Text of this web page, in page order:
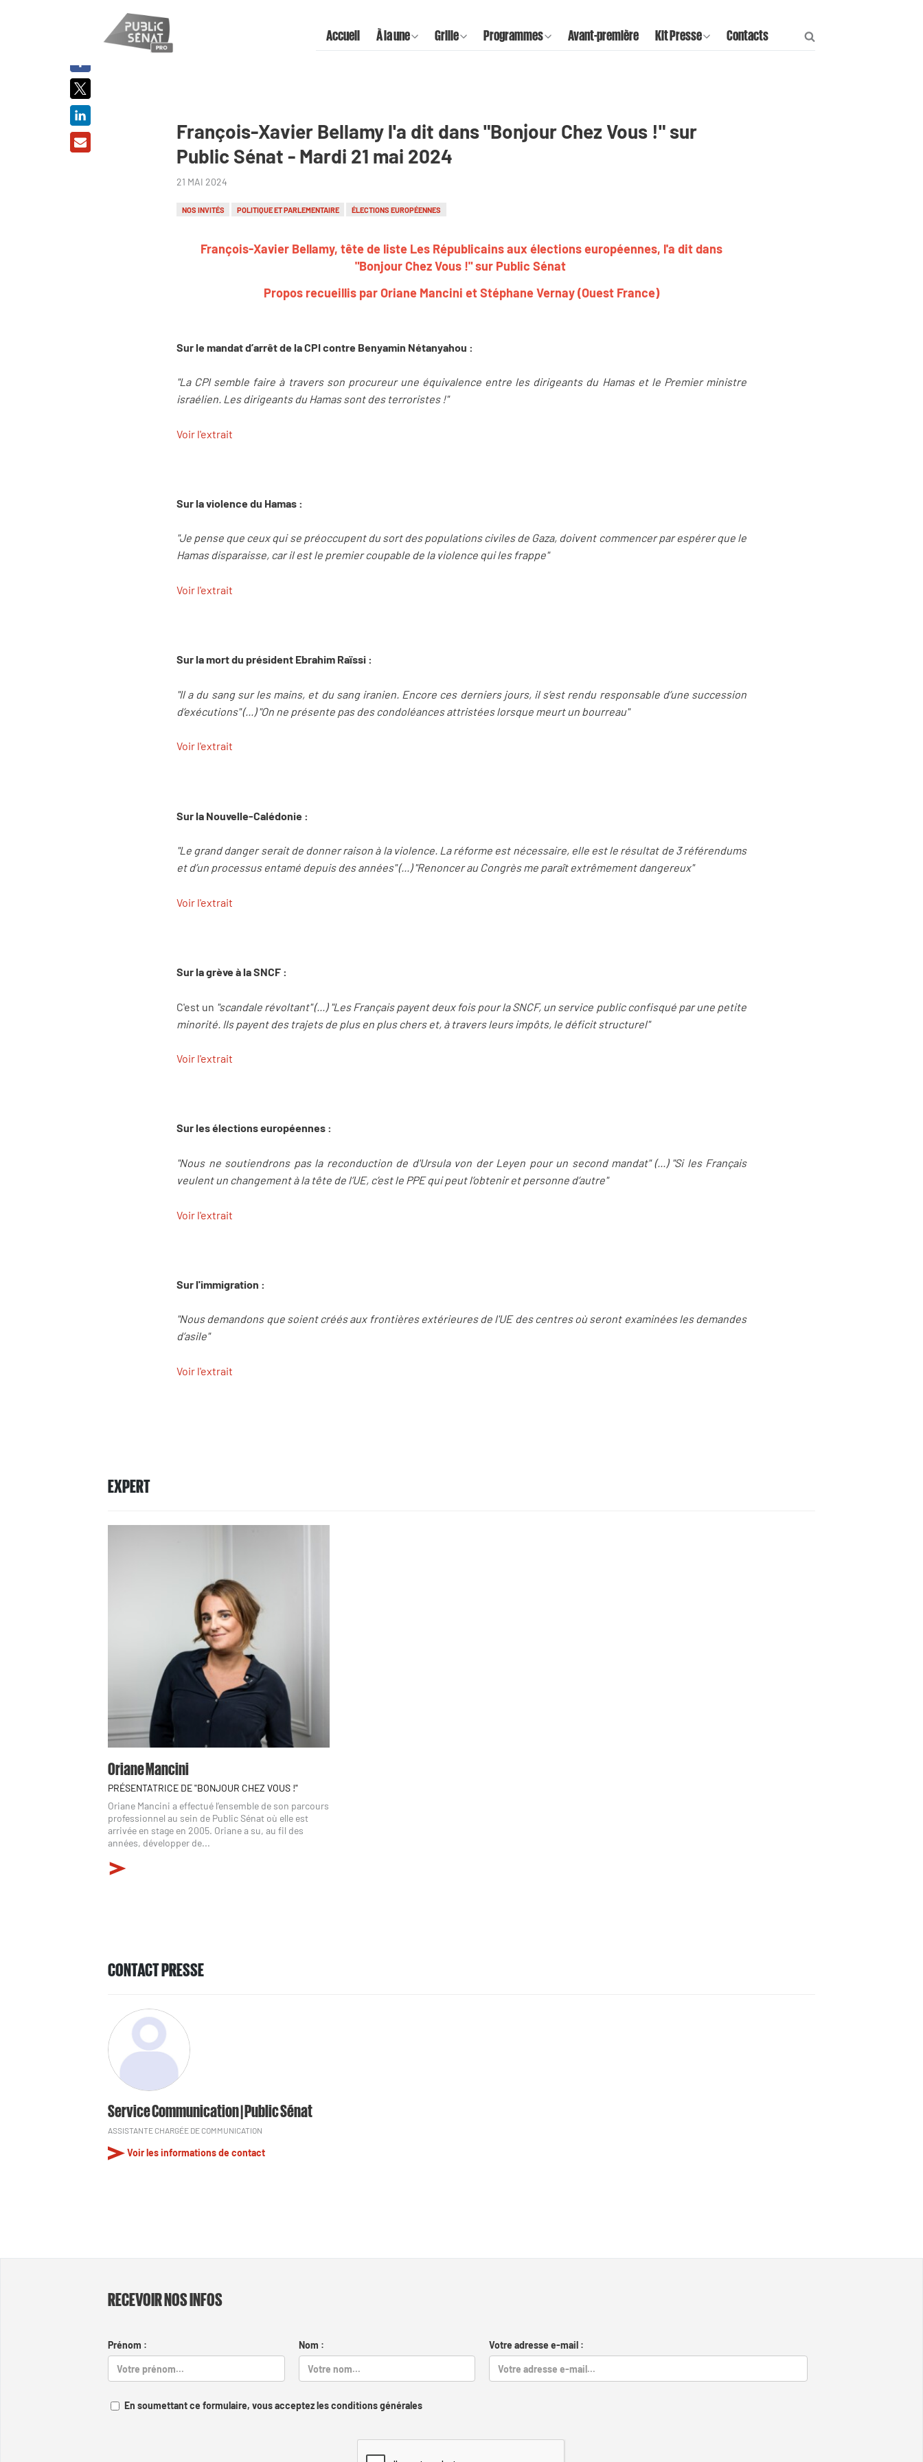
Accueil À la une Grille Programmes Avant-première Kit Presse Contacts
François-Xavier Bellamy l'a dit dans "Bonjour Chez Vous !" sur
Public Sénat - Mardi 21 mai 2024
21 MAI 2024
NOS INVITÉS POLITIQUE ET PARLEMENTAIRE ÉLECTIONS EUROPÉENNES
François-Xavier Bellamy, tête de liste Les Républicains aux élections européennes, l'a dit dans
"Bonjour Chez Vous !" sur Public Sénat
Propos recueillis par Oriane Mancini et Stéphane Vernay (Ouest France)
Sur le mandat d’arrêt de la CPI contre Benyamin Nétanyahou :
"La CPI semble faire à travers son procureur une équivalence entre les dirigeants du Hamas et le Premier ministre
israélien. Les dirigeants du Hamas sont des terroristes !"
Voir l'extrait
Sur la violence du Hamas :
"Je pense que ceux qui se préoccupent du sort des populations civiles de Gaza, doivent commencer par espérer que le
Hamas disparaisse, car il est le premier coupable de la violence qui les frappe"
Voir l'extrait
Sur la mort du président Ebrahim Raïssi :
"Il a du sang sur les mains, et du sang iranien. Encore ces derniers jours, il s’est rendu responsable d’une succession
d’exécutions" (...) "On ne présente pas des condoléances attristées lorsque meurt un bourreau"
Voir l'extrait
Sur la Nouvelle-Calédonie :
"Le grand danger serait de donner raison à la violence. La réforme est nécessaire, elle est le résultat de 3 référendums
et d’un processus entamé depuis des années" (...) "Renoncer au Congrès me paraît extrêmement dangereux"
Voir l'extrait
Sur la grève à la SNCF :
C'est un "scandale révoltant" (...) "Les Français payent deux fois pour la SNCF, un service public confisqué par une petite
minorité. Ils payent des trajets de plus en plus chers et, à travers leurs impôts, le déficit structurel"
Voir l'extrait
Sur les élections européennes :
"Nous ne soutiendrons pas la reconduction de d'Ursula von der Leyen pour un second mandat" (...) "Si les Français
veulent un changement à la tête de l’UE, c’est le PPE qui peut l’obtenir et personne d’autre"
Voir l'extrait
Sur l'immigration :
"Nous demandons que soient créés aux frontières extérieures de l'UE des centres où seront examinées les demandes
d’asile"
Voir l'extrait
EXPERT
Oriane Mancini
PRÉSENTATRICE DE "BONJOUR CHEZ VOUS !"
Oriane Mancini a effectué l’ensemble de son parcours
professionnel au sein de Public Sénat où elle est
arrivée en stage en 2005. Oriane a su, au fil des
années, développer de...
CONTACT PRESSE
Service Communication | Public Sénat
ASSISTANTE CHARGÉE DE COMMUNICATION
Voir les informations de contact
RECEVOIR NOS INFOS
Prénom : Nom : Votre adresse e-mail :
En soumettant ce formulaire, vous acceptez les conditions générales